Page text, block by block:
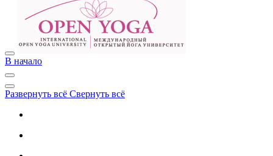
В начало
Развернуть всё Свернуть всё